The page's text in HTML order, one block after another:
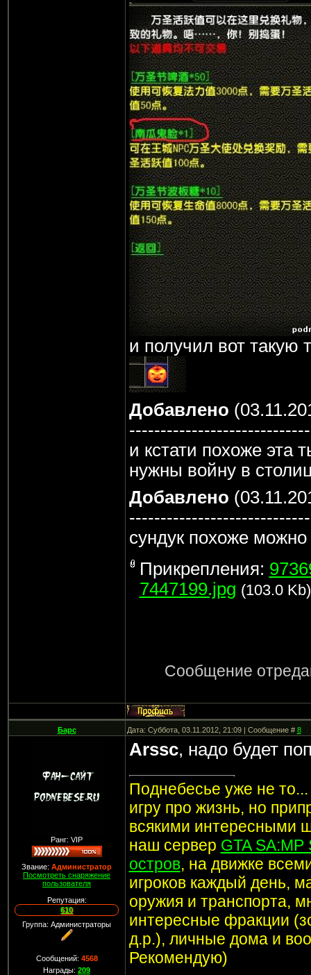
и получил вот такую
Добавлено
и кстати похоже эта
нужны войну в
Добавлено
сундук похоже можно
Прикрепления:
7447199.jpg (103.0 Kb)
Сообщение
Барс Дата: Суббота, 03.11.2012, 21:09 | Сообщение #8
Ранг: VIP
Звание: Администратор
Посмотреть снаряжение
пользователя
Репутация:
610
Группа: Администраторы
Сообщений: 4568
Награды: 209
Arssc, надо будет
Поднебесье уже не
игру про жизнь, но
всякими интересными
наш сервер GTA SA:MP
остров, на движке
игроков каждый день,
оружия и транспорта,
интересные фракции
д.р.), личные дома и
Рекомендую)